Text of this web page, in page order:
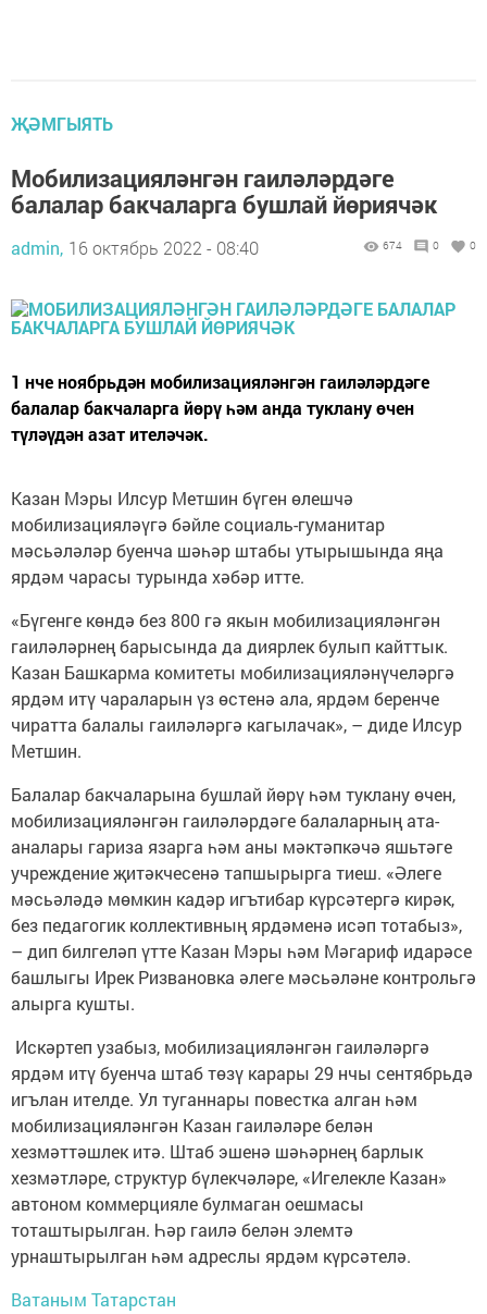
ҖӘМГЫЯТЬ
Мобилизацияләнгән гаиләләрдәге
балалар бакчаларга бушлай йөриячәк
admin, 16 октябрь 2022 - 08:40 674 0 0
1 нче ноябрьдән мобилизацияләнгән гаиләләрдәге
балалар бакчаларга йөрү һәм анда туклану өчен
түләүдән азат ителәчәк.
Казан Мэры Илсур Метшин бүген өлешчә
мобилизацияләүгә бәйле социаль-гуманитар
мәсьәләләр буенча шәһәр штабы утырышында яңа
ярдәм чарасы турында хәбәр итте.
«Бүгенге көндә без 800 гә якын мобилизацияләнгән
гаиләләрнең барысында да диярлек булып кайттык.
Казан Башкарма комитеты мобилизацияләнүчеләргә
ярдәм итү чараларын үз өстенә ала, ярдәм беренче
чиратта балалы гаиләләргә кагылачак», – диде Илсур
Метшин.
Балалар бакчаларына бушлай йөрү һәм туклану өчен,
мобилизацияләнгән гаиләләрдәге балаларның ата-
аналары гариза язарга һәм аны мәктәпкәчә яшьтәге
учреждение җитәкчесенә тапшырырга тиеш. «Әлеге
мәсьәләдә мөмкин кадәр игътибар күрсәтергә кирәк,
без педагогик коллективның ярдәменә исәп тотабыз»,
– дип билгеләп үтте Казан Мэры һәм Мәгариф идарәсе
башлыгы Ирек Ризвановка әлеге мәсьәләне контрольгә
алырга кушты.
Искәртеп узабыз, мобилизацияләнгән гаиләләргә
ярдәм итү буенча штаб төзү карары 29 нчы сентябрьдә
игълан ителде. Ул туганнары повестка алган һәм
мобилизацияләнгән Казан гаиләләре белән
хезмәттәшлек итә. Штаб эшенә шәһәрнең барлык
хезмәтләре, структур бүлекчәләре, «Игелекле Казан»
автоном коммерцияле булмаган оешмасы
тоташтырылган. Һәр гаилә белән элемтә
урнаштырылган һәм адреслы ярдәм күрсәтелә.
Ватаным Татарстан